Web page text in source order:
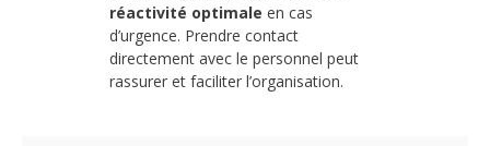
réactivité optimale en cas
d’urgence. Prendre contact
directement avec le personnel peut
rassurer et faciliter l’organisation.